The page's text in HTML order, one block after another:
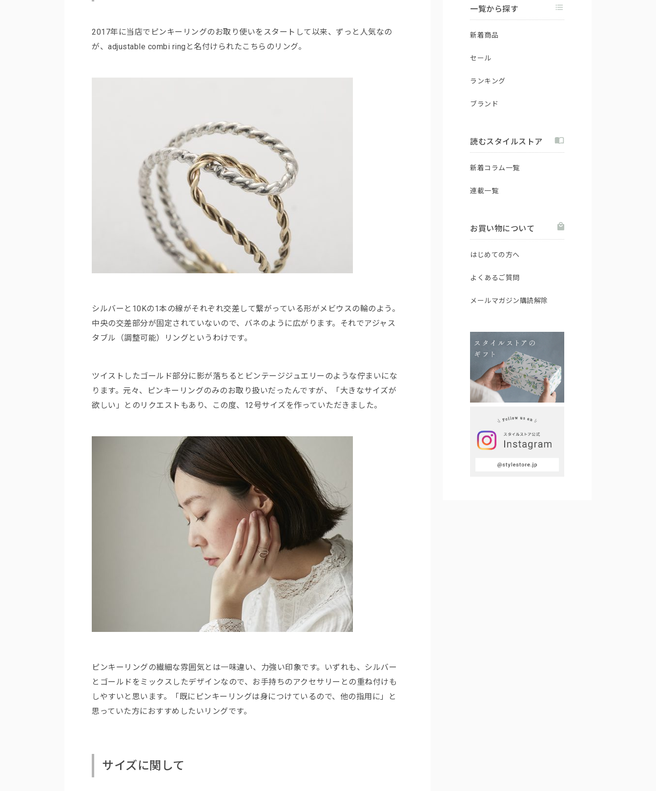
2017年に当店でピンキーリングのお取り使いをスタートして以来、ずっと人気なの
が、 adjustable combi ringと名付けられたこちらのリング。
シルバーと10Kの1本の線がそれぞれ交差して繋がっている形がメビウスの輪のよう。
中央の交差部分が固定されていないので、バネのように広がります。それでアジャス
タブル（調整可能）リングというわけです。
ツイストしたゴールド部分に影が落ちるとビンテージジュエリーのような佇まいにな
ります。元々、ピンキーリングのみのお取り扱いだったんですが、「大きなサイズが
欲しい」とのリクエストもあり、この度、12号サイズを作っていただきました。
ピンキーリングの繊細な雰囲気とは一味違い、力強い印象です。いずれも、シルバー
とゴールドをミックスしたデザインなので、お手持ちのアクセサリーとの重ね付けも
しやすいと思います。「既にピンキーリングは身につけているので、他の指用に」と
思っていた方におすすめしたいリングです。
サイズに関して
一覧から探す
新着商品
セール
ランキング
ブランド
読むスタイルストア
新着コラム一覧
連載一覧
お買い物について
はじめての方へ
よくあるご質問
メールマガジン購読解除